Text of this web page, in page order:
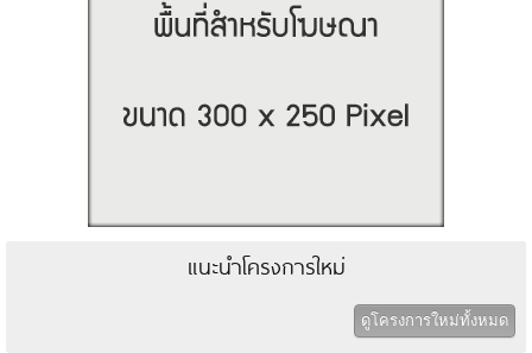
แนะนำโครงการใหม่
ดูโครงการใหม่ทั้งหมด